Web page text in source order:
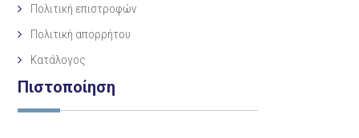
Πολιτική επιστροφών
Πολιτική απορρήτου
Κατάλογος
Πιστοποίηση